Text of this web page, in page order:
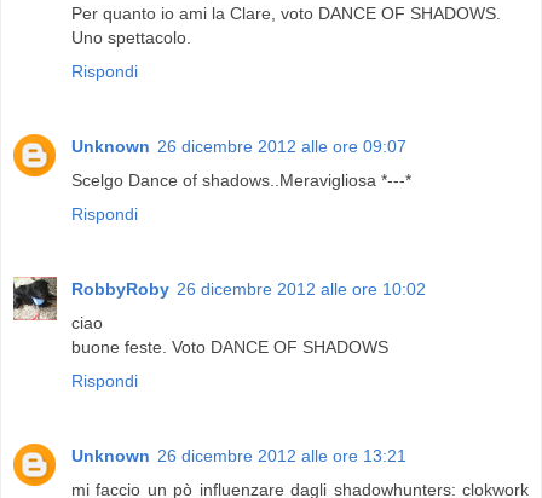
Per quanto io ami la Clare, voto DANCE OF SHADOWS.
Uno spettacolo.
Rispondi
Unknown 26 dicembre 2012 alle ore 09:07
Scelgo Dance of shadows..Meravigliosa *---*
Rispondi
RobbyRoby 26 dicembre 2012 alle ore 10:02
ciao
buone feste. Voto DANCE OF SHADOWS
Rispondi
Unknown 26 dicembre 2012 alle ore 13:21
mi faccio un pò influenzare dagli shadowhunters: clokwork